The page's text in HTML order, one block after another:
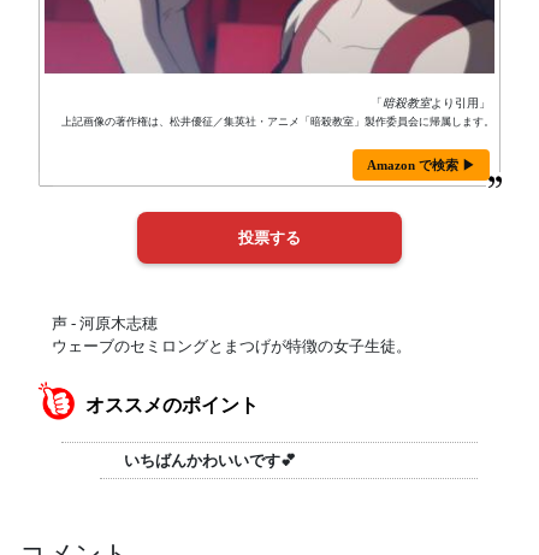
「暗殺教室より引用」
上記画像の著作権は、松井優征／集英社・アニメ「暗殺教室」製作委員会に帰属します。
Amazon で検索 ▶
声 - 河原木志穂
ウェーブのセミロングとまつげが特徴の女子生徒。
オススメのポイント
いちばんかわいいです💕‪